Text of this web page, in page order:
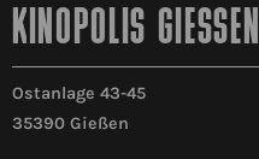
KINOPOLIS GIESSEN
Ostanlage 43-45
35390 Gießen